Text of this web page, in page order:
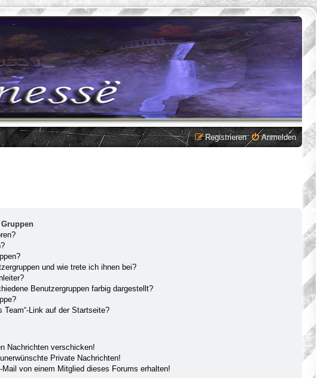
Anmelden
Registrieren
und wie trete ich ihnen bei?
Benutzergruppen farbig dargestellt?
Team“-Link auf der Startseite?
Nachrichten verschicken!
Private Nachrichten!
Mail von einem Mitglied dieses Forums erhalten!